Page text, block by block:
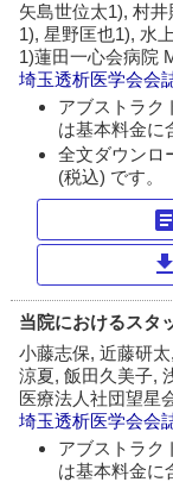
矢島世位太1), 村
1), 星野匡也1), 水
1)蓮田一心会病院
埼玉透析医学会会
アブストラク
は基本料金に
全文ダウンロ
(税込) です。
download
当院におけるスタ
小藤志保, 近藤研
涼夏, 飯田久美子,
医療法人社団望星
埼玉透析医学会会
アブストラク
は基本料金に